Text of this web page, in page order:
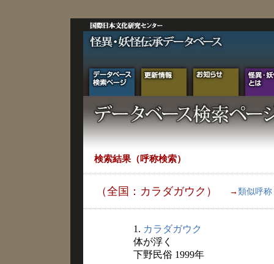
検索結果（呼称検索）
（全国：カラダガウク） → 類似呼称
1. カラダガウク
体が浮く
下野民俗 1999年